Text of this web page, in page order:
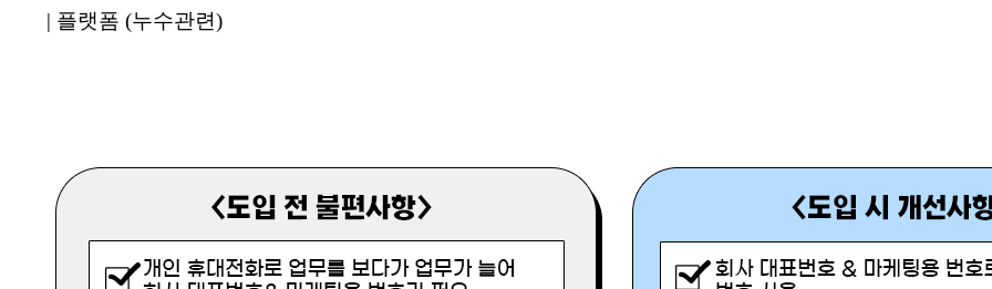
| 플랫폼 (누수관련)